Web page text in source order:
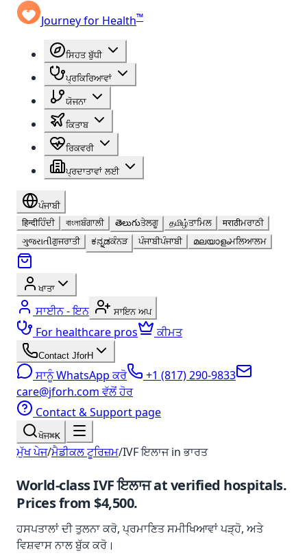
Journey for Health™
ਸਿਹਤ ਬੁੱਧੀ
ਪ੍ਰਕਿਰਿਆਵਾਂ
ਯੋਜਨਾ
ਕਿਤਾਬ
ਰਿਕਵਰੀ
ਪ੍ਰਦਾਤਾਵਾਂ ਲਈ
ਪੰਜਾਬੀ
हिन्दीਹਿੰਦੀ বাংলাਬੰਗਾਲੀ తెలుగుਤੇਲਗੂ தமிழ்ਤਾਮਿਲ मराठीਮਰਾਠੀ
ગુજરાતીਗੁਜਰਾਤੀ ಕನ್ನಡਕੰਨੜ ਪੰਜਾਬੀਪੰਜਾਬੀ മലയാളംਮਲਿਆਲਮ
ਖਾਤਾ
ਸਾਈਨ - ਇਨ ਸਾਇਨ ਅਪ
For healthcare pros ਕੀਮਤ
Contact JforH
ਸਾਨੂੰ WhatsApp ਕਰੋ
+1 (817) 290-9833
care@jforh.com ਵੱਲੋਂ ਹੋਰ
Contact & Support page
ਖੋਜ⌘K
ਮੁੱਖ ਪੇਜ/ਮੈਡੀਕਲ ਟੂਰਿਜ਼ਮ/IVF ਇਲਾਜinਭਾਰਤ
World-classIVF ਇਲਾਜat verified hospitals.
Prices from$4,500.
ਹਸਪਤਾਲਾਂ ਦੀ ਤੁਲਨਾ ਕਰੋ, ਪ੍ਰਮਾਣਿਤ ਸਮੀਖਿਆਵਾਂ ਪੜ੍ਹੋ, ਅਤੇ
ਵਿਸ਼ਵਾਸ ਨਾਲ ਬੁੱਕ ਕਰੋ।